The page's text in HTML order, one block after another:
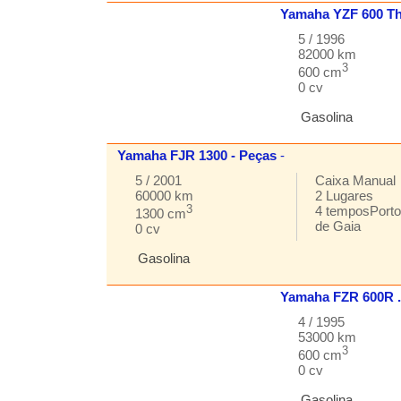
Yamaha YZF 600
5 / 1996
82000 km
600 cm3
0 cv
Gasolina
Yamaha FJR 1300 - Peças -
5 / 2001
60000 km
1300 cm3
0 cv
Caixa Manual
2 Lugares
4 temposPorto
de Gaia
Gasolina
Yamaha FZR 600R
4 / 1995
53000 km
600 cm3
0 cv